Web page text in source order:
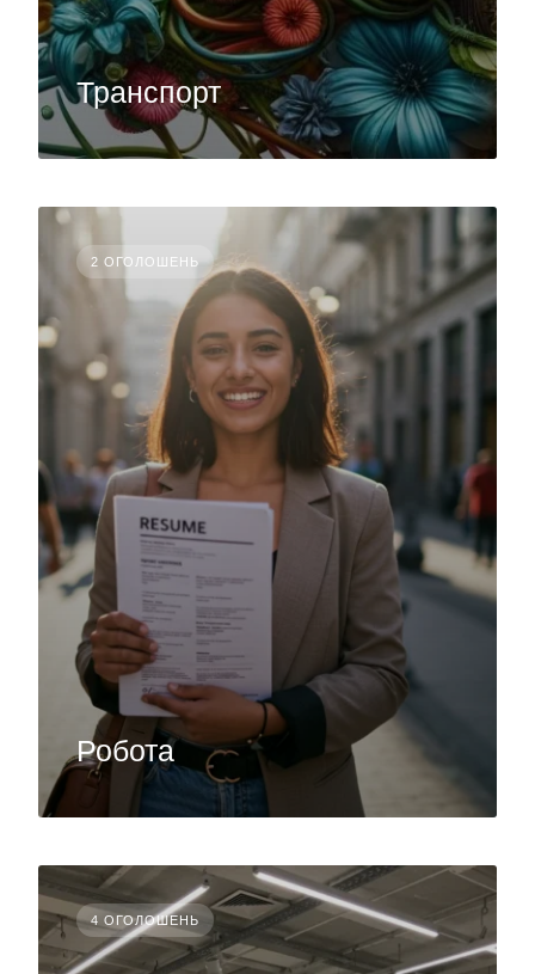
Транспорт
2 ОГОЛОШЕНЬ
Робота
4 ОГОЛОШЕНЬ